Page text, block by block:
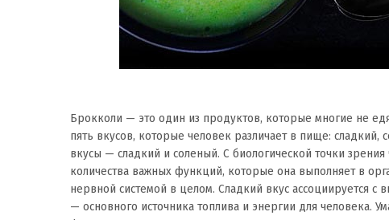
Брокколи — это один из продуктов, которые многие не
пять вкусов, которые человек различает в пище:
вкусы — сладкий и соленый. С биологической точки
количества важных функций, которые она выполняет в
нервной системой в целом. Сладкий вкус ассоциируется с
— основного источника топлива и энергии для человека.